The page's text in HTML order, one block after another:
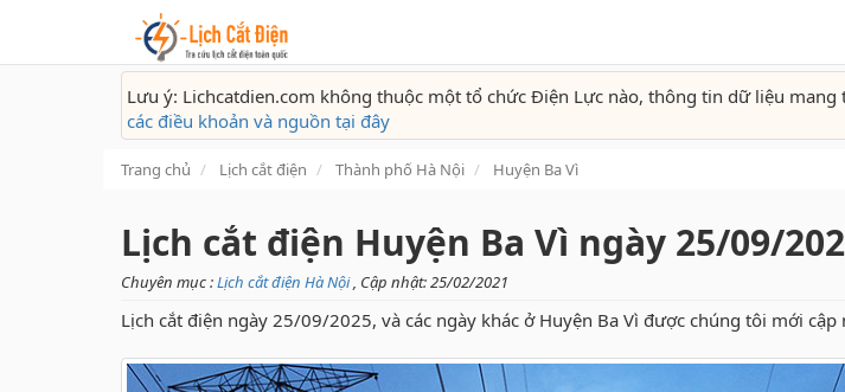
Lưu ý: Lichcatdien.com không thuộc một tổ chức Điện Lực nào, thông tin dữ liệu
các điều khoản và nguồn tại đây
Trang chủ Lịch cắt điện Thành phố Hà Nội Huyện Ba Vì
Lịch cắt điện Huyện Ba Vì ngày 25/09/
Chuyên mục :Lịch cắt điện Hà Nội, Cập nhật: 25/02/2021
Lịch cắt điện ngày 25/09/2025, và các ngày khác ở Huyện Ba Vì được chúng tôi mới cập